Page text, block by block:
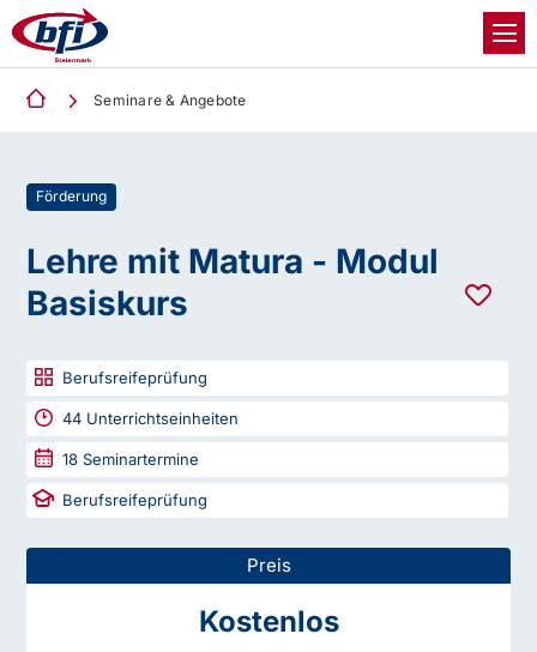
Seminare & Angebote
Förderung
Lehre mit Matura - Modul
Basiskurs
Berufsreifeprüfung
44 Unterrichtseinheiten
18 Seminartermine
Berufsreifeprüfung
Preis
Kostenlos